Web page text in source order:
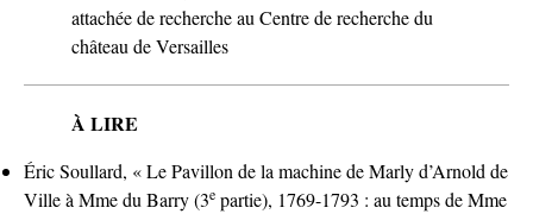
attachée de recherche au Centre de recherche du
château de Versailles
À LIRE
Éric Soullard, « Le Pavillon de la machine de Marly d’Arnold de
Ville à Mme du Barry (3e partie), 1769-1793 : au temps de Mme